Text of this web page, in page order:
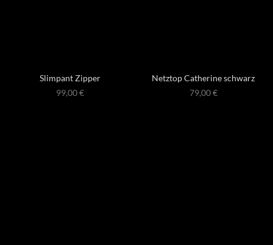
Slimpant Zipper
99,00€
Netztop Catherine schwarz
79,00€